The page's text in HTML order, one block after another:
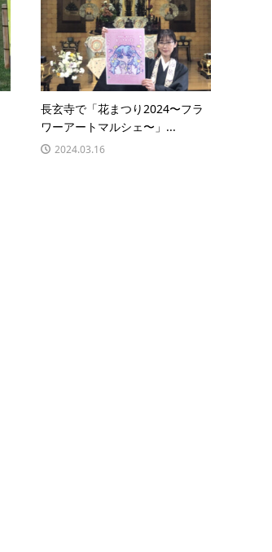
長玄寺で「花まつり2024〜フラ
ワーアートマルシェ〜」...
2024.03.16